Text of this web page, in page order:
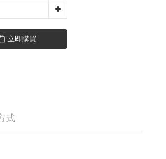
立即購買
式